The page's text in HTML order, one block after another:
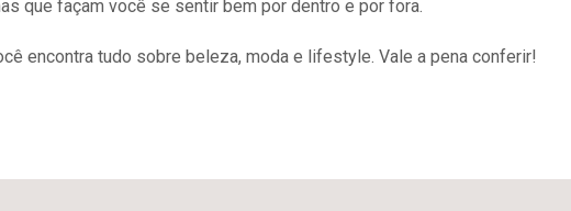
que façam você se sentir bem por dentro e por fora.
encontra tudo sobre beleza, moda e lifestyle. Vale a pena conferir!